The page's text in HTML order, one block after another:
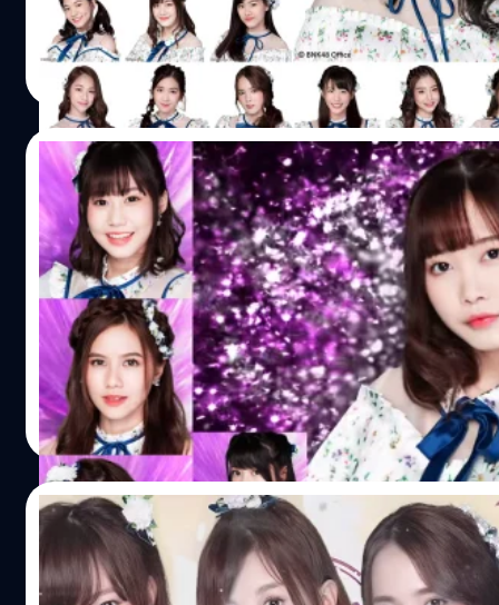
เธอคือ…เมโลดี้ หวานลายดอกไม้ งดงามเหลือเกิน รวบรวม
ของวันที่ 31 ส.ค.2561 - 01.30 น. ของวันที่ 1 ก.ย. 2561
https://www.facebook.com/bnk48official.izutarina/
type=1&theater BNK48 รุ่นที่ 1
https://www.facebook.com/bnk48official.cherprang/
31 ส.ค. 2561…
Meechok Dechpokasup| 2899 days ago
Read More
19/08/2018
BNK48 ทำเซอร์ไพรส์อีกชุด ประกาศ เซ็มบัตสึ
& โครงการพิเศษคอนเสิร์ตที่ Produced โดย
BNK48 ทำเซอร์ไพรส์ 2 วันติด เมื่องานก็ เซอร์ไพรส์ประกาศ
คือ...เมโลดี้ กลางงานจับมือ วันนี้จัดมาอีกสองเรื่องพร้อมๆ กั
เส้นทาง ซึ่งถือเป็นครั้งแรกของการเป็น Center ของน้อง
Produced โดย PupeBNK48 มีแอร์ไทม์แล้วนะคุณปู๊บบ ประ
รายชื่อมีดังนี้ PupeBNK48 (Center) https://
https://www.instagram.com/pupe.bnk48official/
https://www.facebook.com/bnk48official.jennis/
KateBNK48 https://www.facebook.com/
Meechok Dechpokasup| 2911 days ago
Read More
19/08/2018
BNK48 เซอร์ไพรส์ประกาศ 21 เซ็มบัตสึ ซิงเ
กลางงานจับมือ